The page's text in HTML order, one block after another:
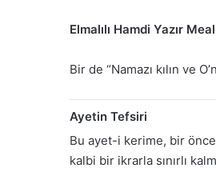
Elmalılı Hamdi Yazır
Bir de “Namazı kılın ve
Ayetin Tefsiri
Bu ayet-i kerime, bir
kalbi bir ikrarla sınırlı